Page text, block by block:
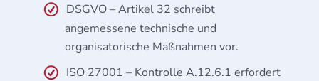
DSGVO – Artikel 32 schreibt
angemessene technische und
organisatorische Maßnahmen vor.
ISO 27001 – Kontrolle A.12.6.1 erfordert